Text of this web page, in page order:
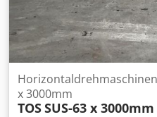
Horizontaldrehmaschinen
x 3000mm
TOSSUS-63 x 3000mm